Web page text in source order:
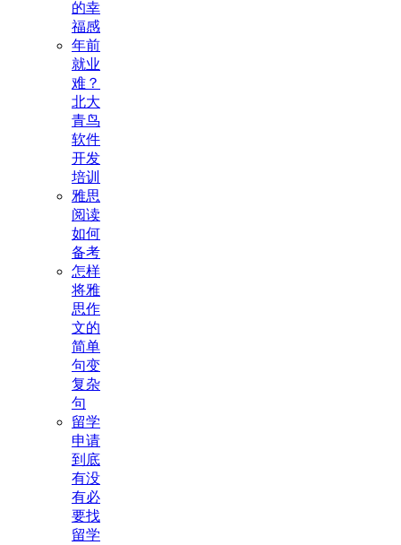
的幸
福感
年前
就业
难？
北大
青鸟
软件
开发
培训
雅思
阅读
如何
备考
怎样
将雅
思作
文的
简单
句变
复杂
句
留学
申请
到底
有没
有必
要找
留学